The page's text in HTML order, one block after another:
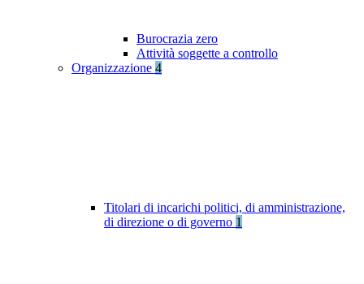
Burocrazia zero
Attività soggette a controllo
Organizzazione 4
Titolari di incarichi politici, di amministrazione,
di direzione o di governo 1